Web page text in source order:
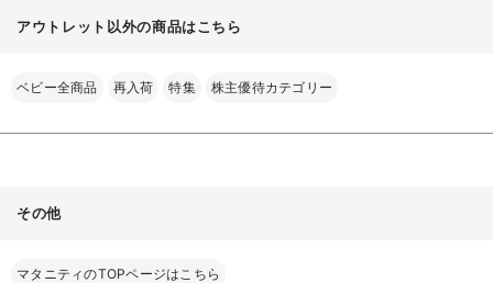
アウトレット以外の商品はこちら
ベビー全商品 再入荷 特集 株主優待カテゴリー
その他
マタニティのTOPページはこちら